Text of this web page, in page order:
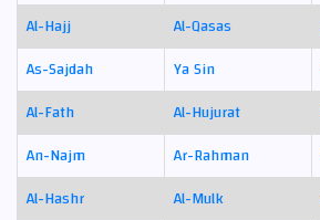
Al-Hajj
Al-Qasas
As-Sajdah
Ya Sin
Al-Fath
Al-Hujurat
An-Najm
Ar-Rahman
Al-Hashr
Al-Mulk